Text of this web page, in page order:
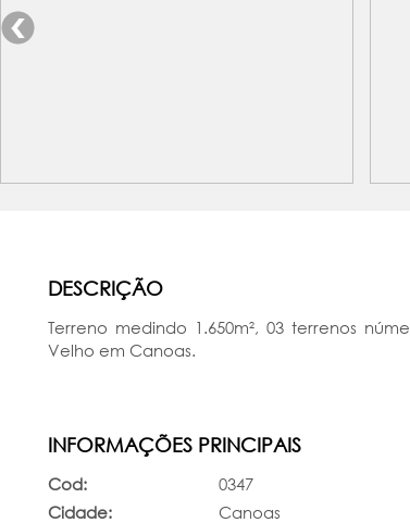
DESCRIÇÃO
Terreno medindo 1.650m², 03 terrenos
Velho em Canoas.
INFORMAÇÕES PRINCIPAIS
Cod:
0347
Cidade:
Canoas